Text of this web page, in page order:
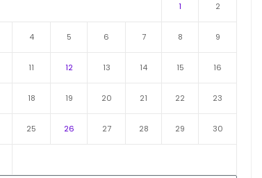
1 2
4 5 6 7 8 9
11 12 13 14 15 16
18 19 20 21 22 23
25 26 27 28 29 30